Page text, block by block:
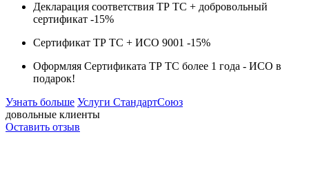
Декларация соответствия ТР ТС + добровольный
сертификат -15%
Сертификат ТР ТС + ИСО 9001 -15%
Оформляя Сертификата ТР ТС более 1 года - ИСО в
подарок!
Узнать больше Услуги СтандартСоюз
довольные клиенты
Оставить отзыв